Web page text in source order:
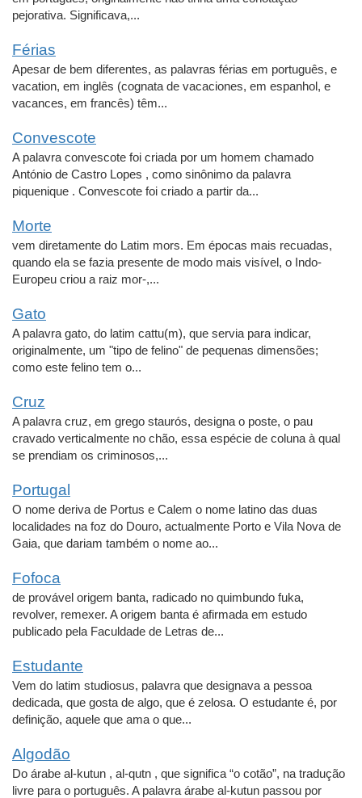
pejorativa. Significava,...
Férias
Apesar de bem diferentes, as palavras férias em português, e
vacation, em inglês (cognata de vacaciones, em espanhol, e
vacances, em francês) têm...
Convescote
A palavra convescote foi criada por um homem chamado
António de Castro Lopes , como sinônimo da palavra
piquenique . Convescote foi criado a partir da...
Morte
vem diretamente do Latim mors. Em épocas mais recuadas,
quando ela se fazia presente de modo mais visível, o Indo-
Europeu criou a raiz mor-,...
Gato
A palavra gato, do latim cattu(m), que servia para indicar,
originalmente, um "tipo de felino" de pequenas dimensões;
como este felino tem o...
Cruz
A palavra cruz, em grego staurós, designa o poste, o pau
cravado verticalmente no chão, essa espécie de coluna à qual
se prendiam os criminosos,...
Portugal
O nome deriva de Portus e Calem o nome latino das duas
localidades na foz do Douro, actualmente Porto e Vila Nova de
Gaia, que dariam também o nome ao...
Fofoca
de provável origem banta, radicado no quimbundo fuka,
revolver, remexer. A origem banta é afirmada em estudo
publicado pela Faculdade de Letras de...
Estudante
Vem do latim studiosus, palavra que designava a pessoa
dedicada, que gosta de algo, que é zelosa. O estudante é, por
definição, aquele que ama o que...
Algodão
Do árabe al-kutun , al-qutn , que significa “o cotão”, na tradução
livre para o português. A palavra árabe al-kutun passou por